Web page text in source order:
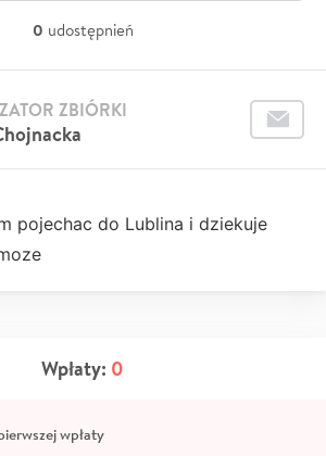
0 udostępnień
ZBIÓRKI
pojechac do Lublina i dziekuje
Wpłaty: 0
wpłaty